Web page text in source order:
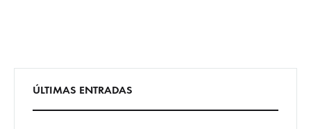
ÚLTIMAS ENTRADAS